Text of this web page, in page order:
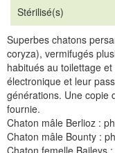
Stérilisé(s)
Superbes chatons
coryza), vermifugés
habitués au toilettage
électronique et leur
générations. Une copie
fournie.
Chaton mâle Berlioz :
Chaton mâle Bounty :
Chaton femelle Baileys